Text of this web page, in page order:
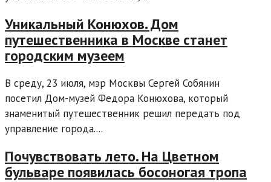
Уникальный Конюхов. Дом
путешественника в Москве станет
городским музеем
В среду, 23 июля, мэр Москвы Сергей Собянин
посетил Дом-музей Федора Конюхова, который
знаменитый путешественник решил передать под
управление города....
Почувствовать лето. На Цветном
бульваре появилась босоногая тропа